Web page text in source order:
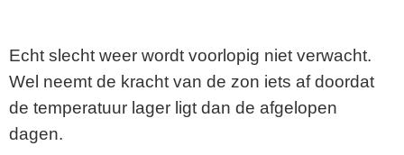
Echt slecht weer wordt voorlopig niet verwacht.
Wel neemt de kracht van de zon iets af doordat
de temperatuur lager ligt dan de afgelopen
dagen.